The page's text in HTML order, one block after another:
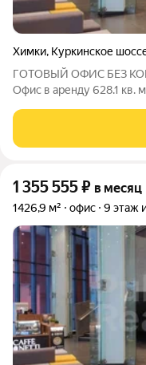
Химки, Куркинское
ГОТОВЫЙ ОФИС БЕЗ КОМИССИИ АРЕНДНЫЕ КАНИКУЛЫ
Офис в аренду 628.1 кв.
654 533 руб./месяц. Все
платежи). Коммунальные
1 355 555₽ в месяц
1426,9 м² офис 9 этаж